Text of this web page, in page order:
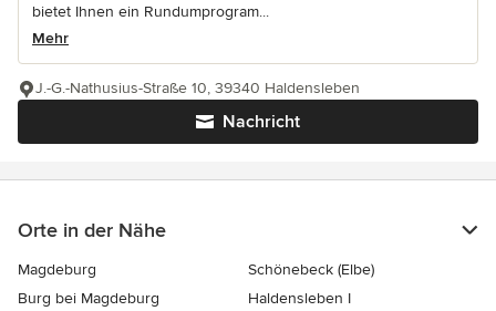
bietet Ihnen ein Rundumprogram...
Mehr
Nachricht
J.-G.-Nathusius-Straße 10, 39340 Haldensleben
Orte in der Nähe
Magdeburg
Schönebeck (Elbe)
Burg bei Magdeburg
Haldensleben I